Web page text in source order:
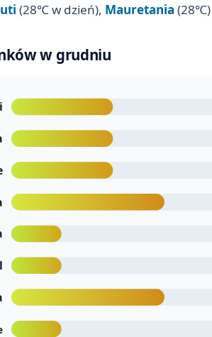
(28℃ w dzień), Mauretania (28℃)
w grudniu